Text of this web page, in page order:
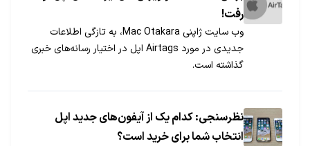
رفت!
وب سایت ژاپنی Mac Otakara، به تازگی اطلاعات
جدیدی در مورد Airtags اپل در اختیار رسانه‌های خبری
گذاشته است.
نظرسنجی: کدام یک از آیفون‌های جدید اپل
انتخاب شما برای خرید است؟